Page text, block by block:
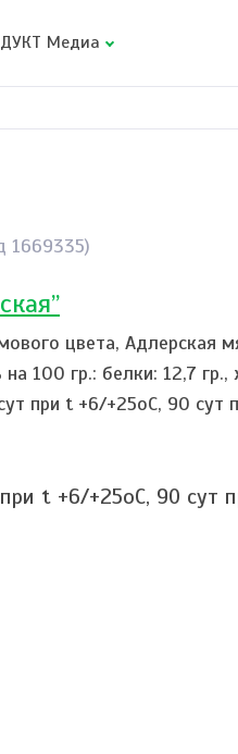
Медиа
1669335)
цвета, Адлерская
100 гр.: белки: 12,7 гр.,
при t +6/+25oC, 90
t +6/+25oC, 90 сут